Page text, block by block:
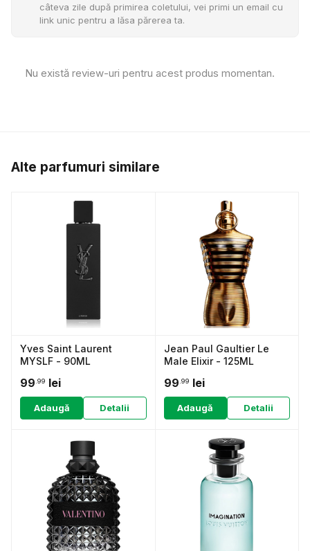
câteva zile după primirea coletului, vei primi un email cu
link unic pentru a lăsa părerea ta.
Nu există review-uri pentru acest produs momentan.
Alte parfumuri similare
Yves Saint Laurent
MYSLF - 90ML
99.99 lei
Adaugă Detalii
Jean Paul Gaultier Le
Male Elixir - 125ML
99.99 lei
Adaugă Detalii